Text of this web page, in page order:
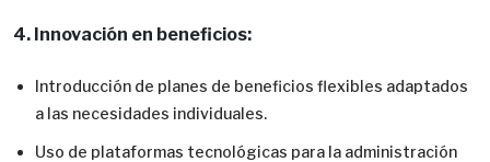
4. Innovación en beneficios:
Introducción de planes de beneficios flexibles adaptados
a las necesidades individuales.
Uso de plataformas tecnológicas para la administración